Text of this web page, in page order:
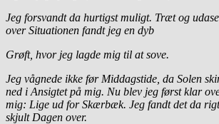
Jeg forsvandt da hurtigst muligt. Træt og
over Situationen fandt jeg en dyb
Grøft, hvor jeg lagde mig til at sove.
Jeg vågnede ikke før Middagstide, da Solen
ned i Ansigtet på mig. Nu blev jeg først klar
mig: Lige ud for Skærbæk. Jeg fandt det da
skjult Dagen over.